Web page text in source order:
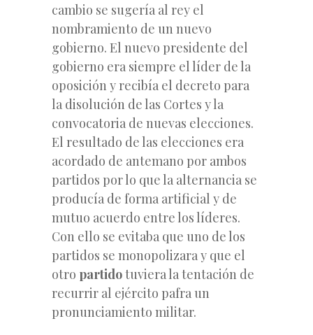
cambio se sugería al rey el
nombramiento de un nuevo
gobierno. El nuevo presidente del
gobierno era siempre el líder de la
oposición y recibía el decreto para
la disolución de las Cortes y la
convocatoria de nuevas elecciones.
El resultado de las elecciones era
acordado de antemano por ambos
partidos por lo que la alternancia se
producía de forma artificial y de
mutuo acuerdo entre los líderes.
Con ello se evitaba que uno de los
partidos se monopolizara y que el
otro partidotuviera la tentación de
recurrir al ejército pafra un
pronunciamiento militar.